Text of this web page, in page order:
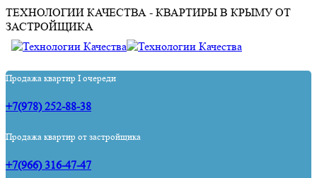
ТЕХНОЛОГИИ КАЧЕСТВА - КВАРТИРЫ В КРЫМУ ОТ
ЗАСТРОЙЩИКА
Продажа квартир I очереди
+7(978) 252-88-38
Продажа квартир от застройщика
+7(966) 316-47-47